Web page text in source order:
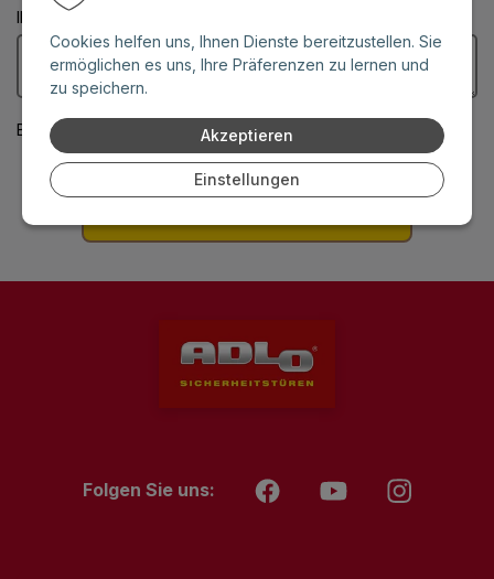
Cookies helfen uns, Ihnen Dienste bereitzustellen. Sie
ermöglichen es uns, Ihre Präferenzen zu lernen und
zu speichern.
Akzeptieren
Einstellungen
Ihre Nachricht: (Diese Felder sind Pflichtangaben)
Bitte beachten Sie auch unsereDatenschutzbedingungen
Folgen Sie uns: